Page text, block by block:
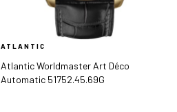
ATLANTIC
Atlantic Worldmaster Art Déco
Automatic 51752.45.69G